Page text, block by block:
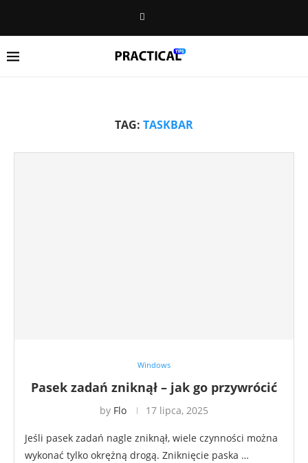
TAG: TASKBAR
Windows
Pasek zadań zniknął – jak go przywrócić
by Flo 17 lipca, 2025
Jeśli pasek zadań nagle zniknął, wiele czynności można
wykonać tylko okrężną drogą. Zniknięcie paska …